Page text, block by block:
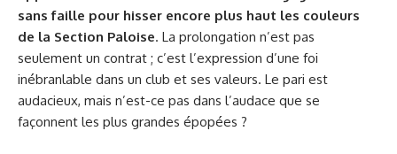
sans faille pour hisser encore plus haut les couleurs
de la Section Paloise. La prolongation n’est pas
seulement un contrat ; c’est l’expression d’une foi
inébranlable dans un club et ses valeurs. Le pari est
audacieux, mais n’est-ce pas dans l’audace que se
façonnent les plus grandes épopées ?